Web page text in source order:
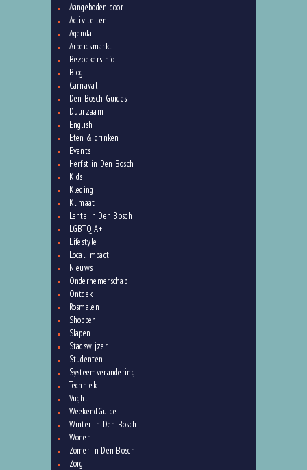
Aangeboden door
Activiteiten
Agenda
Arbeidsmarkt
Bezoekersinfo
Blog
Carnaval
Den Bosch Guides
Duurzaam
English
Eten & drinken
Events
Herfst in Den Bosch
Kids
Kleding
Klimaat
Lente in Den Bosch
LGBTQIA+
Lifestyle
Local impact
Nieuws
Ondernemerschap
Ontdek
Rosmalen
Shoppen
Slapen
Stadswijzer
Studenten
Systeemverandering
Techniek
Vught
WeekendGuide
Winter in Den Bosch
Wonen
Zomer in Den Bosch
Zorg